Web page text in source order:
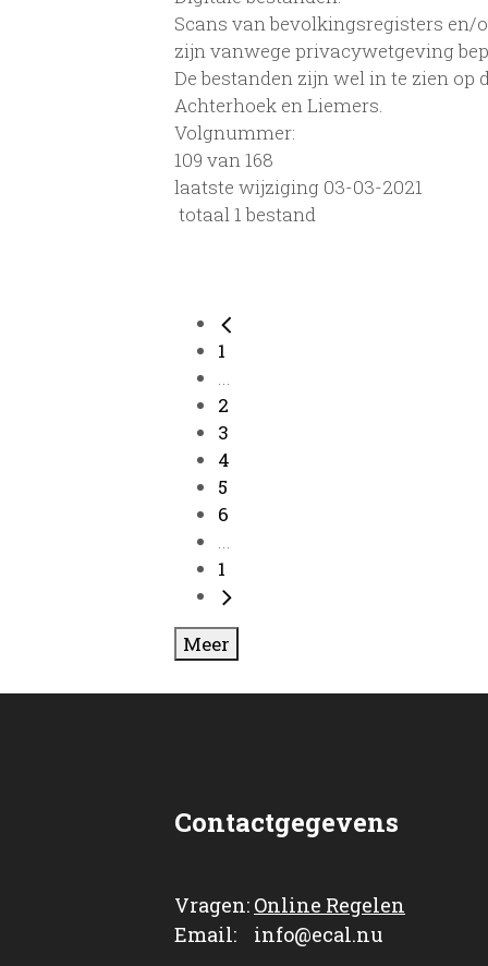
Scans van bevolkingsregisters en/
zijn vanwege privacywetgeving
De bestanden zijn wel in te zien
Achterhoek en Liemers.
Volgnummer:
109 van 168
laatste wijziging 03-03-2021
totaal 1 bestand
1
...
2
3
4
5
6
...
1
Meer
Contactgegevens
Vragen: Online Regelen
Email: info@ecal.nu